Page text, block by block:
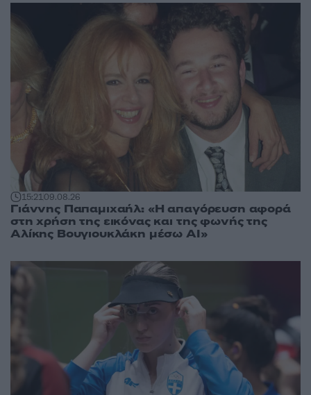
15:2109.08.26
Γιάννης Παπαμιχαήλ: «Η απαγόρευση αφορά
στη χρήση της εικόνας και της φωνής της
Αλίκης Βουγιουκλάκη μέσω AI»